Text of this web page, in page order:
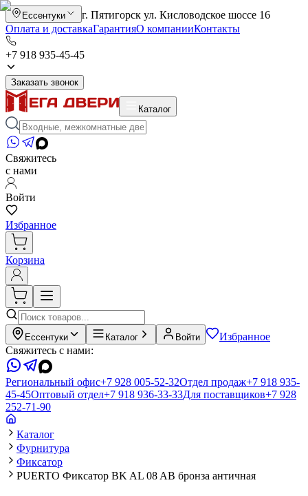
Ессентуки
г. Пятигорск ул. Кисловодское шоссе 16
Оплата и доставкаГарантияО компанииКонтакты
+7 918 935-45-45
Заказать звонок
Каталог
Свяжитесь
с нами
Войти
Избранное
Корзина
Ессентуки Каталог Войти
Избранное
Свяжитесь с нами:
Региональный офис+7 928 005-52-32Отдел продаж+7 918 935-
45-45Оптовый отдел+7 918 936-33-33Для поставщиков+7 928
252-71-90
Каталог
Фурнитура
Фиксатор
PUERTO Фиксатор BK AL 08 AB бронза античная